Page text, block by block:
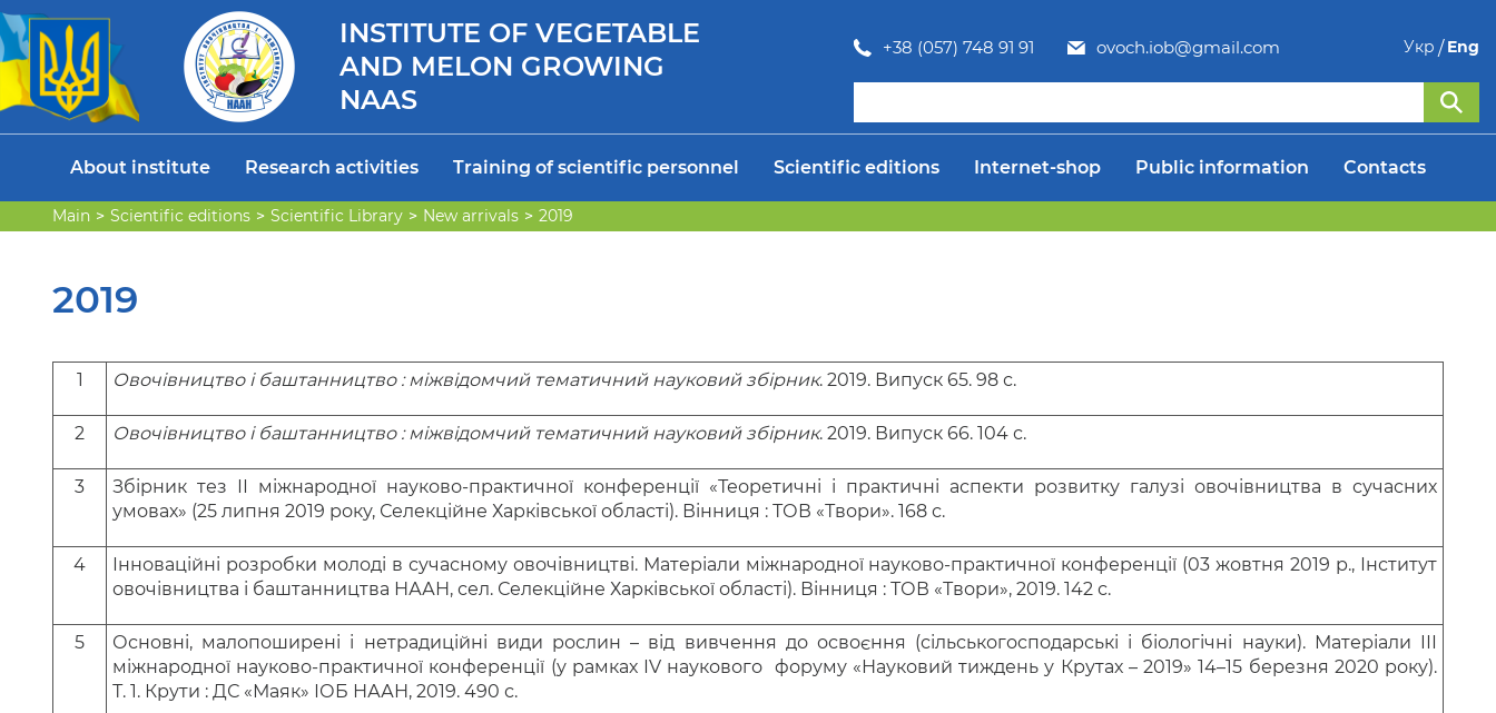
INSTITUTE OF VEGETABLE
AND MELON GROWING
NAAS
+38 (057) 748 91 91 ovoch.iob@gmail.com Укр Eng
About institute Research activities Training of scientific personnel Scientific editions Internet-shop Public information Contacts
Main Scientific editions Scientific Library New arrivals 2019
2019
1 Овочівництво і баштанництво : міжвідомчий тематичний науковий збірник. 2019. Випуск 65. 98 с.
2 Овочівництво і баштанництво : міжвідомчий тематичний науковий збірник. 2019. Випуск 66. 104 с.
3
Збірник тез ІІ міжнародної науково-практичної конференції «Теоретичні і практичні аспекти розвитку галузі овочівництва в сучасних
умовах» (25 липня 2019 року, Селекційне Харківської області). Вінниця : ТОВ «Твори». 168 с.
4
Інноваційні розробки молоді в сучасному овочівництві. Матеріали міжнародної науково-практичної конференції (03 жовтня 2019 р., Інститут
овочівництва і баштанництва НААН, сел. Селекційне Харківської області). Вінниця : ТОВ «Твори», 2019. 142 с.
5
Основні, малопоширені і нетрадиційні види рослин – від вивчення до освоєння (сільськогосподарські і біологічні науки). Матеріали IІІ
міжнародної науково-практичної конференції (у рамках ІV наукового форуму «Науковий тиждень у Крутах – 2019» 14–15 березня 2020 року).
Т. 1. Крути : ДС «Маяк» ІОБ НААН, 2019. 490 с.